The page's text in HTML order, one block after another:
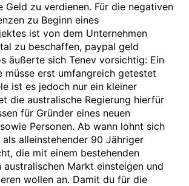
Geld zu verdienen. Für die negativen
zu Beginn eines
ist von dem Unternehmen
zu beschaffen, paypal geld
äußerte sich Tenev vorsichtig: Ein
müsse erst umfangreich getestet
ist es jedoch nur ein kleiner
die australische Regierung hierfür
für Gründer eines neuen
Personen. Ab wann lohnt sich
alleinstehender 90 Jähriger
die mit einem bestehenden
australischen Markt einsteigen und
wollen an. Damit du für die